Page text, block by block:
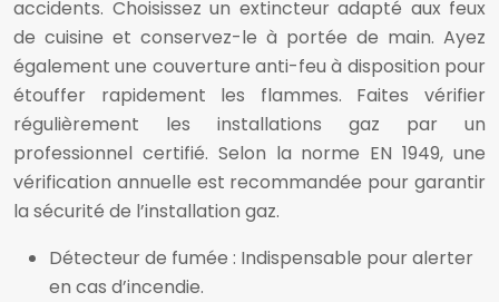
accidents. Choisissez un extincteur adapté aux feux
de cuisine et conservez-le à portée de main. Ayez
également une couverture anti-feu à disposition pour
étouffer rapidement les flammes. Faites vérifier
régulièrement les installations gaz par un
professionnel certifié. Selon la norme EN 1949, une
vérification annuelle est recommandée pour garantir
la sécurité de l’installation gaz.
Détecteur de fumée : Indispensable pour alerter
en cas d’incendie.